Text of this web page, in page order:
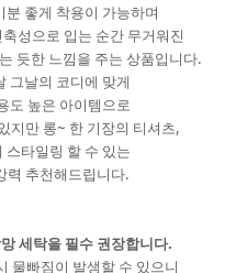
좋게 착용이 가능하며
성으로 입는 순간 무거워진
듯한 느낌을 주는 상품입니다.
그날의 코디에 맞게
도 높은 아이템으로
지만 롱~ 한 기장의 티셔츠,
스타일링 할 수 있는
력 추천해드립니다.
세탁을 필수 권장합니다.
물빠짐이 발생할 수 있으니